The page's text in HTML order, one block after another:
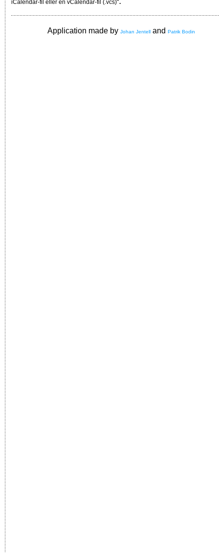
iCalendar-fil eller en vCalendar-fil (.vcs)"
Application made by Johan Jentell and Patrik Bodin